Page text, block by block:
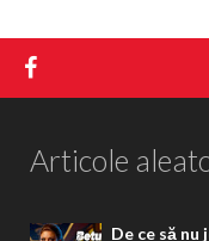
Articole
De ce să